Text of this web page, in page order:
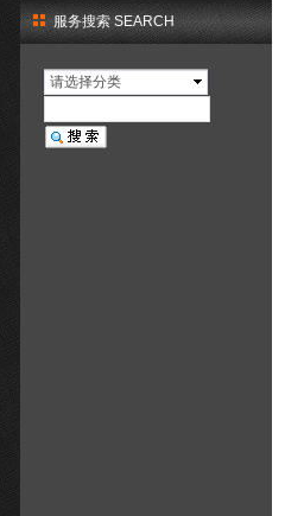
服务搜索 SEARCH
请选择分类